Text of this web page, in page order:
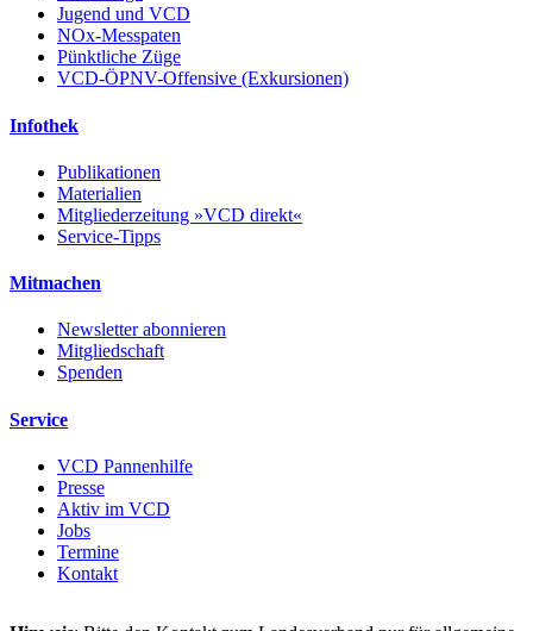
Jugend und VCD
NOx-Messpaten
Pünktliche Züge
VCD-ÖPNV-Offensive (Exkursionen)
Infothek
Publikationen
Materialien
Mitgliederzeitung »VCD direkt«
Service-Tipps
Mitmachen
Newsletter abonnieren
Mitgliedschaft
Spenden
Service
VCD Pannenhilfe
Presse
Aktiv im VCD
Jobs
Termine
Kontakt